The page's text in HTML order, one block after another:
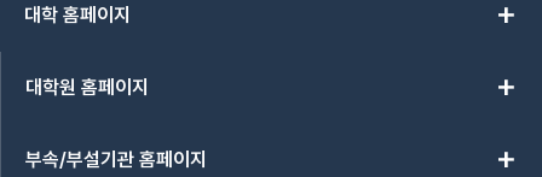
대학 홈페이지 add
대학원 홈페이지 add
부속/부설기관 홈페이지 add